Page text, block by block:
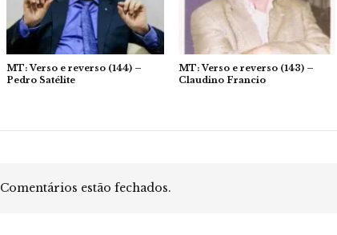
MT: Verso e reverso (144) –
Pedro Satélite
MT: Verso e reverso (143) –
Claudino Francio
Comentários estão fechados.